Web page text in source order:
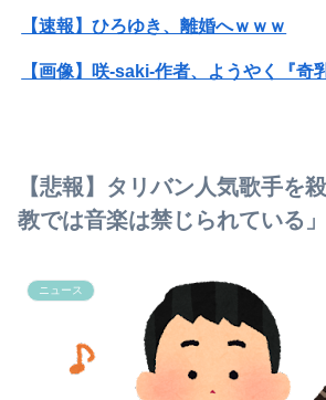
【速報】ひろゆき、離婚へｗｗｗ
39独身女性ってもう人生詰んでんか？
【悲報】タリバン人気歌手を
教では音楽は禁じられている」
ニュース